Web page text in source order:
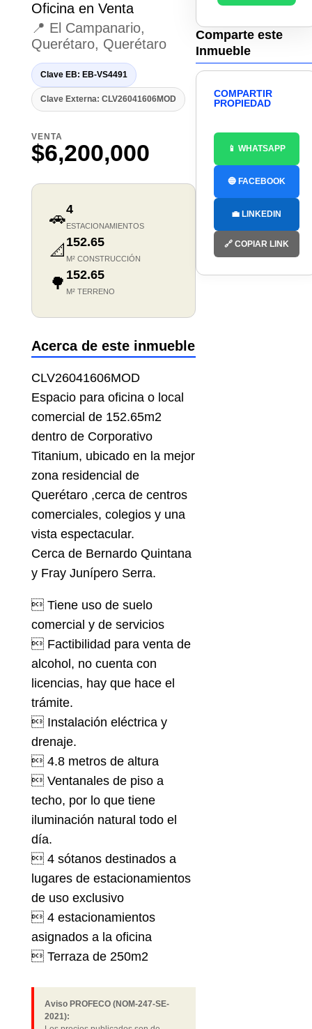
Oficina en Venta
📍 El Campanario,
Querétaro, Querétaro
Clave EB: EB-VS4491
Clave Externa: CLV26041606MOD
VENTA
$6,200,000
🚗4
ESTACIONAMIENTOS
📐 152.65
M² CONSTRUCCIÓN
🌳 152.65
M² TERRENO
Acerca de este inmueble
CLV26041606MOD
Espacio para oficina o local
comercial de 152.65m2
dentro de Corporativo
Titanium, ubicado en la mejor
zona residencial de
Querétaro ,cerca de centros
comerciales, colegios y una
vista espectacular.
Cerca de Bernardo Quintana
y Fray Junípero Serra.
 Tiene uso de suelo
comercial y de servicios
 Factibilidad para venta de
alcohol, no cuenta con
licencias, hay que hace el
trámite.
 Instalación eléctrica y
drenaje.
 4.8 metros de altura
 Ventanales de piso a
techo, por lo que tiene
iluminación natural todo el
día.
 4 sótanos destinados a
lugares de estacionamientos
de uso exclusivo
 4 estacionamientos
asignados a la oficina
 Terraza de 250m2
Aviso PROFECO (NOM-247-SE-
2021):
Comparte este
Inmueble
COMPARTIR
PROPIEDAD
📱 WHATSAPP
🔵 FACEBOOK
💼 LINKEDIN
🔗 COPIAR LINK